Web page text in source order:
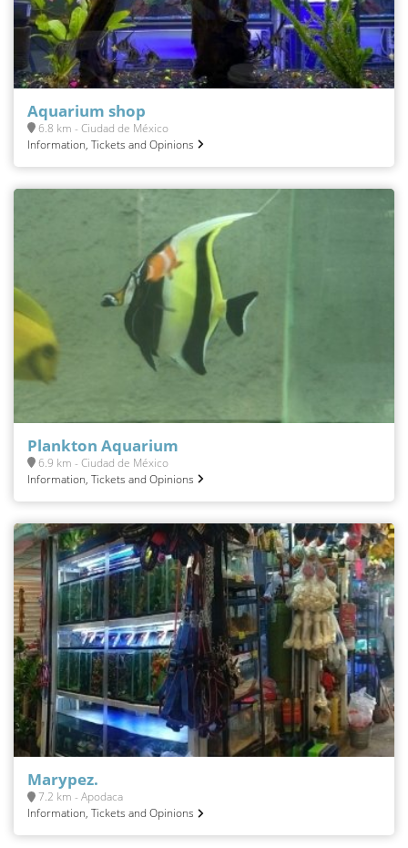
Aquarium shop
6.8 km - Ciudad de México
Information, Tickets and Opinions
Plankton Aquarium
6.9 km - Ciudad de México
Information, Tickets and Opinions
Marypez.
7.2 km - Apodaca
Information, Tickets and Opinions